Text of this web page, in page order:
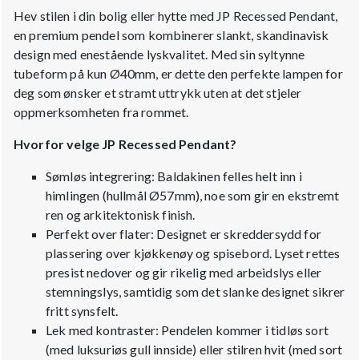
Hev stilen i din bolig eller hytte med JP Recessed Pendant,
en premium pendel som kombinerer slankt, skandinavisk
design med enestående lyskvalitet. Med sin syltynne
tubeform på kun Ø40mm, er dette den perfekte lampen for
deg som ønsker et stramt uttrykk uten at det stjeler
oppmerksomheten fra rommet.
Hvorfor velge JP Recessed Pendant?
Sømløs integrering: Baldakinen felles helt inn i
himlingen (hullmål Ø57mm), noe som gir en ekstremt
ren og arkitektonisk finish.
Perfekt over flater: Designet er skreddersydd for
plassering over kjøkkenøy og spisebord. Lyset rettes
presist nedover og gir rikelig med arbeidslys eller
stemningslys, samtidig som det slanke designet sikrer
fritt synsfelt.
Lek med kontraster: Pendelen kommer i tidløs sort
(med luksuriøs gull innside) eller stilren hvit (med sort